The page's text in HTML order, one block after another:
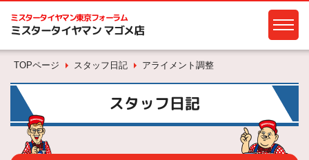
ミスタータイヤマン東京フォーラム
ミスタータイヤマン マゴメ店
TOPページ スタッフ日記 アライメント調整
スタッフ日記